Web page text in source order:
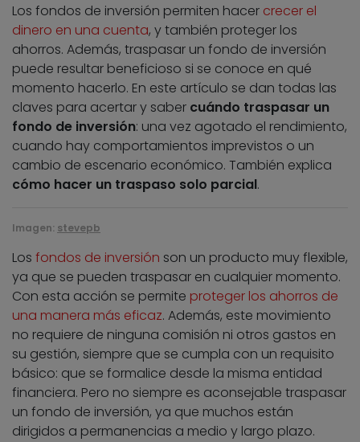
Los fondos de inversión permiten hacer crecer el
dinero en una cuenta, y también proteger los
ahorros. Además, traspasar un fondo de inversión
puede resultar beneficioso si se conoce en qué
momento hacerlo. En este artículo se dan todas las
claves para acertar y saber cuándo traspasar un
fondo de inversión: una vez agotado el rendimiento,
cuando hay comportamientos imprevistos o un
cambio de escenario económico. También explica
cómo hacer un traspaso solo parcial.
Imagen: stevepb
Los fondos de inversión son un producto muy flexible,
ya que se pueden traspasar en cualquier momento.
Con esta acción se permite proteger los ahorros de
una manera más eficaz. Además, este movimiento
no requiere de ninguna comisión ni otros gastos en
su gestión, siempre que se cumpla con un requisito
básico: que se formalice desde la misma entidad
financiera. Pero no siempre es aconsejable traspasar
un fondo de inversión, ya que muchos están
dirigidos a permanencias a medio y largo plazo.